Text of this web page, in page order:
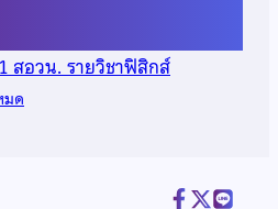
สอวน. รายวิชาฟิสิกส์
มด